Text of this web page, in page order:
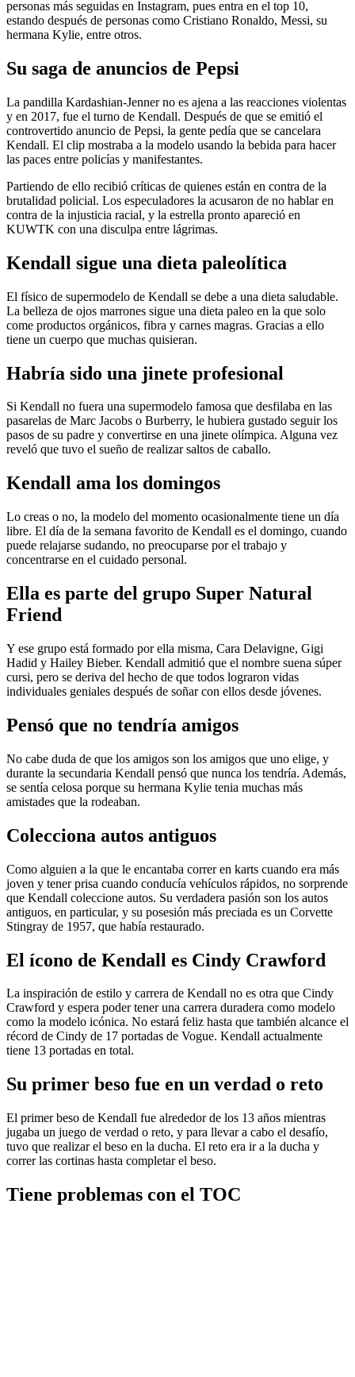
personas más seguidas en Instagram, pues entra en el top 10,
estando después de personas como Cristiano Ronaldo, Messi, su
hermana Kylie, entre otros.
Su saga de anuncios de Pepsi
La pandilla Kardashian-Jenner no es ajena a las reacciones violentas
y en 2017, fue el turno de Kendall. Después de que se emitió el
controvertido anuncio de Pepsi, la gente pedía que se cancelara
Kendall. El clip mostraba a la modelo usando la bebida para hacer
las paces entre policías y manifestantes.
Partiendo de ello recibió críticas de quienes están en contra de la
brutalidad policial. Los especuladores la acusaron de no hablar en
contra de la injusticia racial, y la estrella pronto apareció en
KUWTK con una disculpa entre lágrimas.
Kendall sigue una dieta paleolítica
El físico de supermodelo de Kendall se debe a una dieta saludable.
La belleza de ojos marrones sigue una dieta paleo en la que solo
come productos orgánicos, fibra y carnes magras. Gracias a ello
tiene un cuerpo que muchas quisieran.
Habría sido una jinete profesional
Si Kendall no fuera una supermodelo famosa que desfilaba en las
pasarelas de Marc Jacobs o Burberry, le hubiera gustado seguir los
pasos de su padre y convertirse en una jinete olímpica. Alguna vez
reveló que tuvo el sueño de realizar saltos de caballo.
Kendall ama los domingos
Lo creas o no, la modelo del momento ocasionalmente tiene un día
libre. El día de la semana favorito de Kendall es el domingo, cuando
puede relajarse sudando, no preocuparse por el trabajo y
concentrarse en el cuidado personal.
Ella es parte del grupo Super Natural
Friend
Y ese grupo está formado por ella misma, Cara Delavigne, Gigi
Hadid y Hailey Bieber. Kendall admitió que el nombre suena súper
cursi, pero se deriva del hecho de que todos lograron vidas
individuales geniales después de soñar con ellos desde jóvenes.
Pensó que no tendría amigos
No cabe duda de que los amigos son los amigos que uno elige, y
durante la secundaria Kendall pensó que nunca los tendría. Además,
se sentía celosa porque su hermana Kylie tenia muchas más
amistades que la rodeaban.
Colecciona autos antiguos
Como alguien a la que le encantaba correr en karts cuando era más
joven y tener prisa cuando conducía vehículos rápidos, no sorprende
que Kendall coleccione autos. Su verdadera pasión son los autos
antiguos, en particular, y su posesión más preciada es un Corvette
Stingray de 1957, que había restaurado.
El ícono de Kendall es Cindy Crawford
La inspiración de estilo y carrera de Kendall no es otra que Cindy
Crawford y espera poder tener una carrera duradera como modelo
como la modelo icónica. No estará feliz hasta que también alcance el
récord de Cindy de 17 portadas de Vogue. Kendall actualmente
tiene 13 portadas en total.
Su primer beso fue en un verdad o reto
El primer beso de Kendall fue alrededor de los 13 años mientras
jugaba un juego de verdad o reto, y para llevar a cabo el desafío,
tuvo que realizar el beso en la ducha. El reto era ir a la ducha y
correr las cortinas hasta completar el beso.
Tiene problemas con el TOC